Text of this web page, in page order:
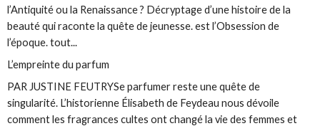
l’Antiquité ou la Renaissance ? Décryptage d’une histoire de la
beauté qui raconte la quête de jeunesse. est l’Obsession de
l’époque. tout...
L’empreinte du parfum
PAR JUSTINE FEUTRYSe parfumer reste une quête de
singularité. L’historienne Élisabeth de Feydeau nous dévoile
comment les fragrances cultes ont changé la vie des femmes et